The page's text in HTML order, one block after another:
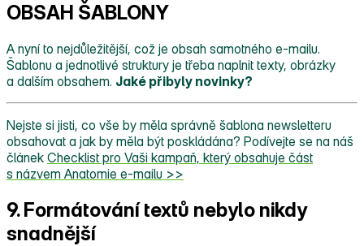
OBSAH ŠABLONY
A nyní to nejdůležitější, což je obsah samotného e‑mailu.
Šablonu a jednotlivé struktury je třeba naplnit texty, obrázky
a dalším obsahem. Jaké přibyly novinky?
Nejste si jisti, co vše by měla správně šablona newsletteru
obsahovat a jak by měla být poskládána? Podívejte se na náš
článek Checklist pro Vaši kampaň, který obsahuje část
s názvem Anatomie e‑mailu >>
9. Formátování textů nebylo nikdy
snadnější